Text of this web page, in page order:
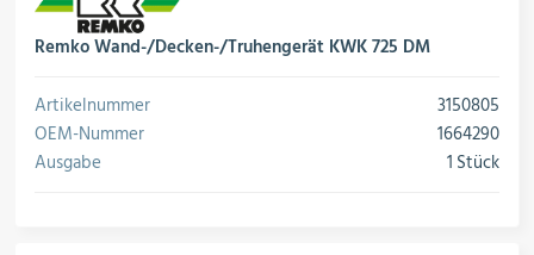
Remko Wand-/Decken-/Truhengerät KWK 725 DM
Artikelnummer
3150805
OEM-Nummer
1664290
Ausgabe
1 Stück